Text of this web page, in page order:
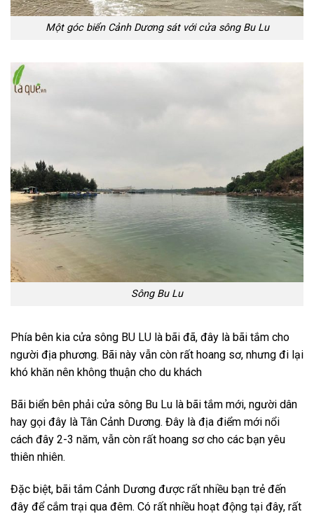
Một góc biển Cảnh Dương sát với cửa sông Bu Lu
Sông Bu Lu
Phía bên kia cửa sông BU LU là bãi đã, đây là bãi tắm cho
người địa phương. Bãi này vẫn còn rất hoang sơ, nhưng đi lại
khó khăn nên không thuận cho du khách
Bãi biển bên phải cửa sông Bu Lu là bãi tắm mới, người dân
hay gọi đây là Tân Cảnh Dương. Đây là địa điểm mới nổi
cách đây 2-3 năm, vẫn còn rất hoang sơ cho các bạn yêu
thiên nhiên.
Đặc biệt, bãi tắm Cảnh Dương được rất nhiều bạn trẻ đến
đây để cắm trại qua đêm. Có rất nhiều hoạt động tại đây, rất